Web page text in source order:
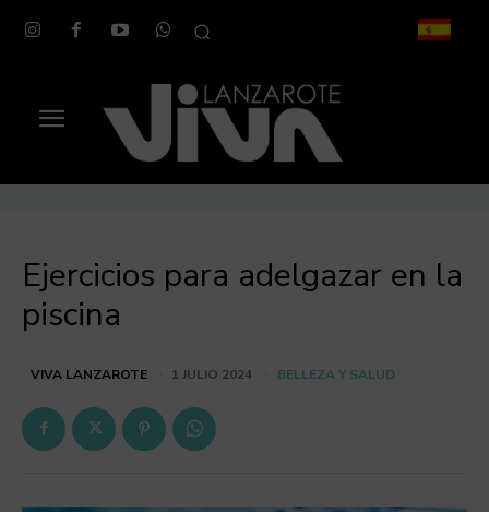
Ejercicios para adelgazar en la
piscina
VIVA LANZAROTE 1 JULIO 2024 BELLEZA Y SALUD